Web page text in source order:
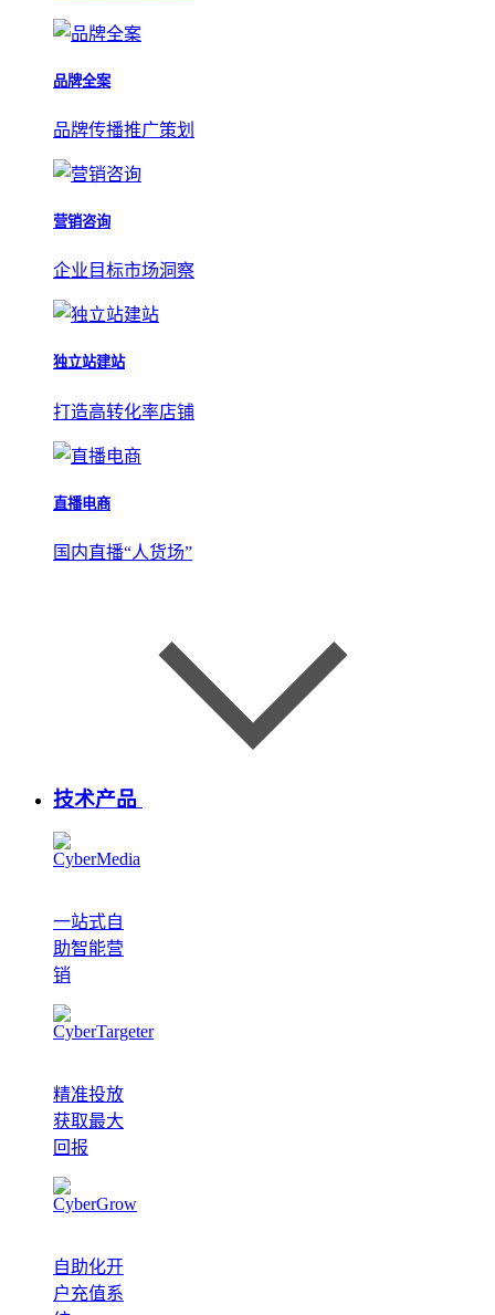
品牌全案
品牌传播推广策划
营销咨询
企业目标市场洞察
独立站建站
打造高转化率店铺
直播电商
国内直播“人货场”
技术产品
一站式自
助智能营
销
精准投放
获取最大
回报
自助化开
户充值系